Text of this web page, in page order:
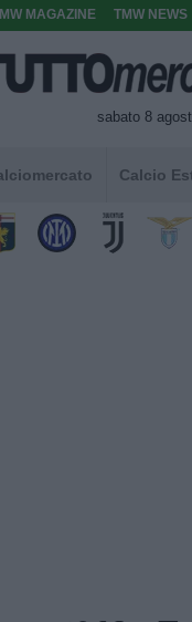
MAGAZINE TMW NEWS
sabato 8
Calcio